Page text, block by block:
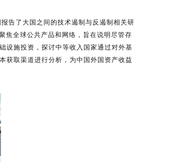
告了大国之间的技术遏制与反遏制相关研
焦全球公共产品和网络，旨在说明尽管存
设施投资，探讨中等收入国家通过对外基
获取渠道进行分析，为中国外国资产收益